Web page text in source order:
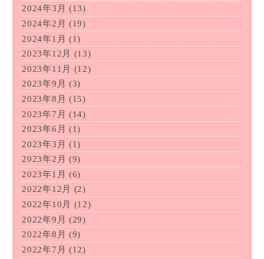
2024年3月 (13)
2024年2月 (19)
2024年1月 (1)
2023年12月
(13)
2023年11月
(12)
2023年9月 (3)
2023年8月 (15)
2023年7月 (14)
2023年6月 (1)
2023年3月 (1)
2023年2月 (9)
2023年1月 (6)
2022年12月
(2)
2022年10月
(12)
2022年9月 (29)
2022年8月 (9)
2022年7月 (12)